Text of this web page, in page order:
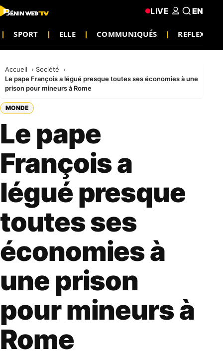
SPORT ELLE COMMUNIQUÉS REFLEXION
LIVE EN
Accueil
Société
Le pape François a légué presque toutes ses économies à une
prison pour mineurs à Rome
MONDE
Le pape
François a
légué presque
toutes ses
économies à
une prison
pour mineurs à
Rome